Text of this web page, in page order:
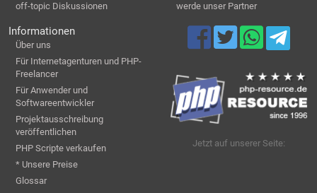
off-topic Diskussionen
werde unser Partner
Informationen
Über uns
Für Internetagenturen und PHP-
Freelancer
Für Anwender und
Softwareentwickler
Projektausschreibung
veröffentlichen
PHP Scripte verkaufen
* Unsere Preise
Glossar
Jetzt auf unserer Seite: